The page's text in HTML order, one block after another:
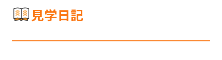
見学日記